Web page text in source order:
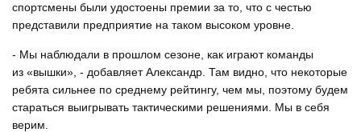
спортсмены были удостоены премии за то, что с честью
представили предприятие на таком высоком уровне.
- Мы наблюдали в прошлом сезоне, как играют команды
из «вышки», - добавляет Александр. Там видно, что некоторые
ребята сильнее по среднему рейтингу, чем мы, поэтому будем
стараться выигрывать тактическими решениями. Мы в себя
верим.